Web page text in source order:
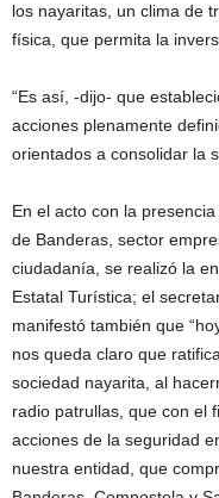
los nayaritas, un clima de
física, que permita la
“Es así, -dijo- que
acciones plenamente
orientados a consolidar la
En el acto con la
de Banderas, sector
ciudadanía, se realizó la
Estatal Turística; el
manifestó también que
nos queda claro que
sociedad nayarita, al
radio patrullas, que con el
acciones de la seguridad
nuestra entidad, que